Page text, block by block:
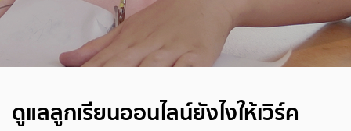
ดูแลลูกเรียนออนไลน์ยังไงให้เวิร์ค